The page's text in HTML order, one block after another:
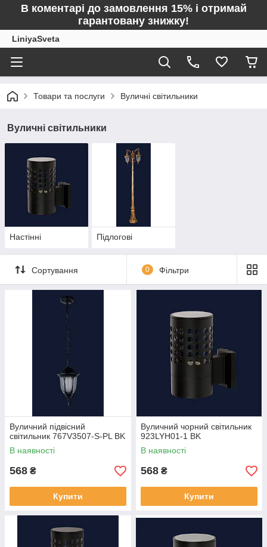
В коментарі до замовлення 15% і отримай
гарантовану знижку!
LiniyaSveta
Товари та послуги Вуличні світильники
Вуличні світильники
Настінні Підлогові
Сортування 0 Фільтри
Вуличний підвісний
світильник 767V3507-S-PL BK
В наявності
568 ₴
Купити
Вуличний чорний світильник
923LYH01-1 BK
В наявності
568 ₴
Купити